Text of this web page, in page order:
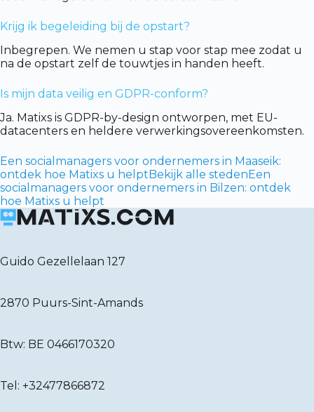
Krijg ik begeleiding bij de opstart?
Inbegrepen. We nemen u stap voor stap mee zodat u
na de opstart zelf de touwtjes in handen heeft.
Is mijn data veilig en GDPR-conform?
Ja. Matixs is GDPR-by-design ontworpen, met EU-
datacenters en heldere verwerkingsovereenkomsten.
Een socialmanagers voor ondernemers in Maaseik:
ontdek hoe Matixs u helptBekijk alle stedenEen
socialmanagers voor ondernemers in Bilzen: ontdek
hoe Matixs u helpt
Guido Gezellelaan 127
2870 Puurs-Sint-Amands
Btw: BE 0466170320
Tel: +32477866872